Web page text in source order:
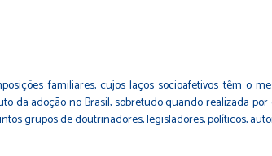
familiares, cujos laços socioafetivos têm o
da adoção no Brasil, sobretudo quando realizada
grupos de doutrinadores, legisladores, políticos,